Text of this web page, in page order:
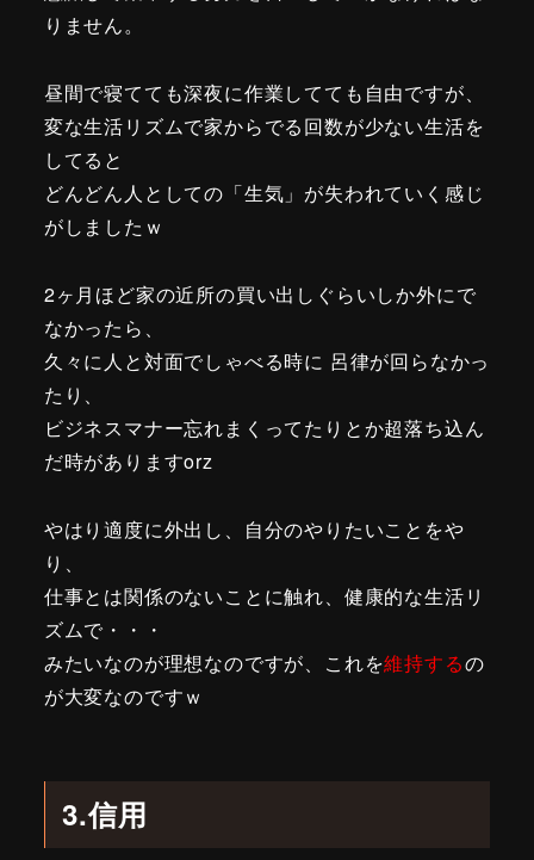
りません。
昼間で寝てても深夜に作業してても自由ですが、
変な生活リズムで家からでる回数が少ない生活を
してると
どんどん人としての「生気」が失われていく感じ
がしましたｗ
2ヶ月ほど家の近所の買い出しぐらいしか外にで
なかったら、
久々に人と対面でしゃべる時に 呂律が回らなかっ
たり、
ビジネスマナー忘れまくってたりとか超落ち込ん
だ時がありますorz
やはり適度に外出し、自分のやりたいことをや
り、
仕事とは関係のないことに触れ、健康的な生活リ
ズムで・・・
みたいなのが理想なのですが、これを維持するの
が大変なのですｗ
3.信用